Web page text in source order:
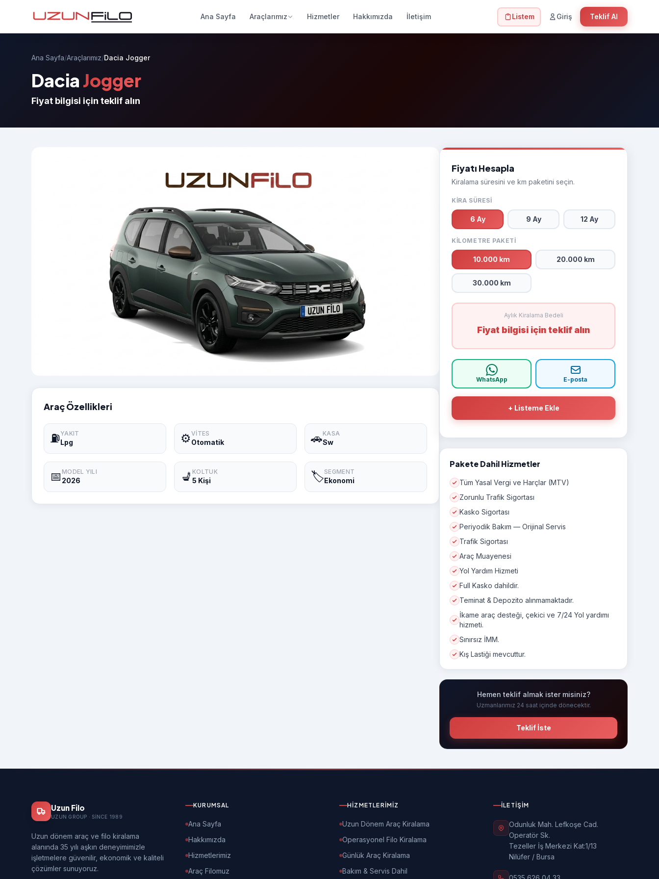
Ana Sayfa Araçlarımız Hizmetler Hakkımızda İletişim Listem Giriş Teklif Al
Ana Sayfa/Araçlarımız/Dacia Jogger
Dacia Jogger
Fiyat bilgisi için teklif alın
Araç Özellikleri
⛽YAKIT
Lpg ⚙️VITES
Otomatik 🚗KASA
Sw
📅 MODEL YILI
2026 💺 KOLTUK
5 Kişi 🏷️SEGMENT
Ekonomi
Fiyatı Hesapla
Kiralama süresini ve km paketini seçin.
KIRA SÜRESI
6 Ay 9 Ay 12 Ay
KILOMETRE PAKETI
10.000 km 20.000 km
30.000 km
Aylık Kiralama Bedeli
Fiyat bilgisi için teklif alın
WhatsApp E-posta
+ Listeme Ekle
Pakete Dahil Hizmetler
Tüm Yasal Vergi ve Harçlar (MTV)
Zorunlu Trafik Sigortası
Kasko Sigortası
Periyodik Bakım — Orijinal Servis
Trafik Sigortası
Araç Muayenesi
Yol Yardım Hizmeti
Full Kasko dahildir.
Teminat & Depozito alınmamaktadır.
İkame araç desteği, çekici ve 7/24 Yol yardımı
hizmeti.
Sınırsız İMM.
Kış Lastiği mevcuttur.
Hemen teklif almak ister misiniz?
Uzmanlarımız 24 saat içinde dönecektir.
Teklif İste
Uzun Filo
UZUN GROUP · SINCE 1989
Uzun dönem araç ve filo kiralama
alanında 35 yılı aşkın deneyimimizle
işletmelere güvenilir, ekonomik ve kaliteli
çözümler sunuyoruz.
KURUMSAL
Ana Sayfa
Hakkımızda
Hizmetlerimiz
Araç Filomuz
HIZMETLERIMIZ
Uzun Dönem Araç Kiralama
Operasyonel Filo Kiralama
Günlük Araç Kiralama
Bakım & Servis Dahil
İLETIŞIM
Odunluk Mah. Lefkoşe Cad.
Operatör Sk.
Tezeller İş Merkezi Kat:1/13
Nilüfer / Bursa